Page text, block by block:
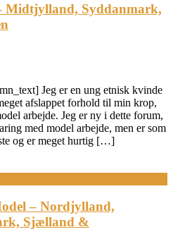
Midtjylland, Syddanmark,
Jeg er en ung etnisk kvinde
afslappet forhold til min krop,
arbejde. Jeg er ny i dette forum,
med model arbejde, men er som
og er meget hurtig […]
– Nordjylland,
Sjælland &